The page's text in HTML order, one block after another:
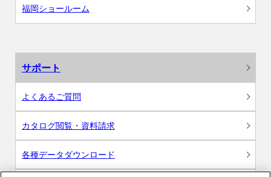
福岡ショールーム
サポート
よくあるご質問
カタログ閲覧・資料請求
各種データダウンロード